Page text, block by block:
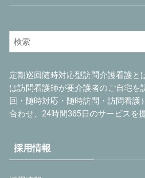
定期巡回随時対応型訪問介護看護と
は訪問看護師が要介護者のご自宅を
回・随時対応・随時訪問・訪問看護
合わせ、24時間365日のサービスを
採用情報